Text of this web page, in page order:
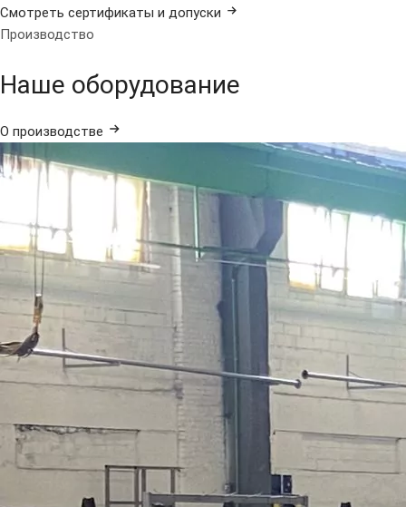
Смотреть сертификаты и допуски
Производство
Наше оборудование
О производстве